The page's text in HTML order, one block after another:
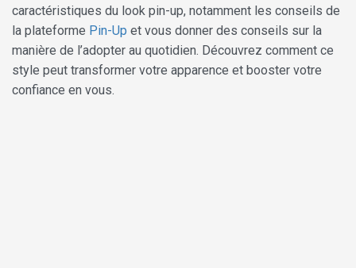
caractéristiques du look pin-up, notamment les conseils de
la plateforme Pin-Up et vous donner des conseils sur la
manière de l’adopter au quotidien. Découvrez comment ce
style peut transformer votre apparence et booster votre
confiance en vous.